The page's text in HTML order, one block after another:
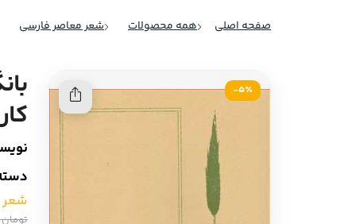
ادبیات ایران
ادبیات انگلیس
ادبیات ایتالیا
ادبیات روسیه
ادبیات آمریکای لاتین
صفحه اصلی همه محصولات شعر معاصر فارسی
5٪-
شعر
تومان 800,000